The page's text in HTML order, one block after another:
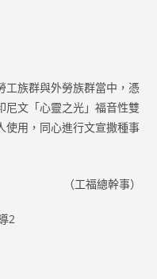
工族群與外勞族群當中，憑
尼文「心靈之光」福音性雙
使用，同心進行文宣撒種事
（工福總幹事）
2